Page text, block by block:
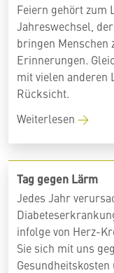
Feiern gehört zum
Jahreswechsel,
bringen Menschen
Erinnerungen.
mit vielen anderen
Rücksicht.
Weiterlesen
Tag gegen Lärm
Jedes Jahr
infolge von Herz-
Sie sich mit uns